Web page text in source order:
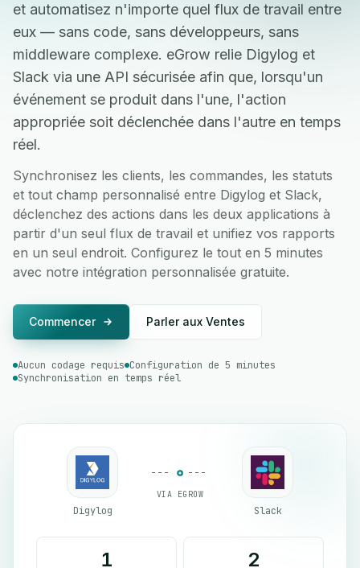
et automatisez n'importe quel flux de travail entre
eux — sans code, sans développeurs, sans
middleware complexe. eGrow relie Digylog et
Slack via une API sécurisée afin que, lorsqu'un
événement se produit dans l'une, l'action
appropriée soit déclenchée dans l'autre en temps
réel.
Synchronisez les clients, les commandes, les statuts
et tout champ personnalisé entre Digylog et Slack,
déclenchez des actions dans les deux applications à
partir d'un seul flux de travail et unifiez vos rapports
en un seul endroit. Configurez le tout en 5 minutes
avec notre intégration personnalisée gratuite.
Commencer Parler aux Ventes
Aucun codage requis Configuration de 5 minutes
Synchronisation en temps réel
Digylog
VIA EGROW
Slack
1 2